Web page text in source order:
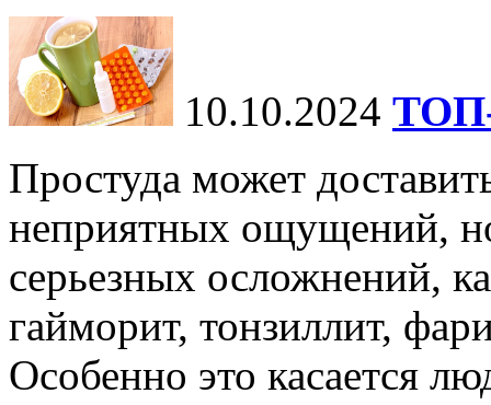
10.10.2024 ТОП-
Простуда может
неприятных ощущений,
серьезных осложнений,
гайморит, тонзиллит,
Особенно это касается